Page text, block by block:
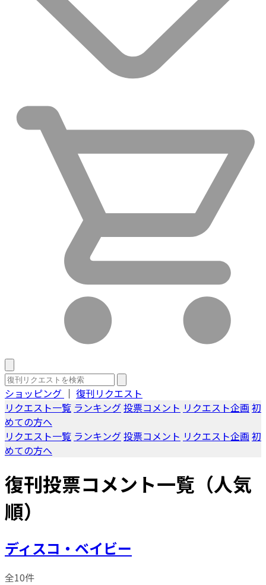
ショッピング ｜ 復刊リクエスト
リクエスト一覧 ランキング投票コメント リクエスト企画 初
めての方へ
リクエスト一覧 ランキング投票コメント リクエスト企画 初
めての方へ
復刊投票コメント一覧（人気
順）
ディスコ・ベイビー
全10件